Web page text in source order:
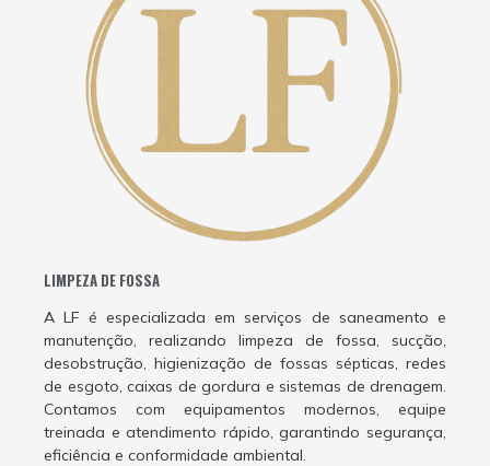
LIMPEZA DE FOSSA
A LF é especializada em serviços de saneamento e
manutenção, realizando limpeza de fossa, sucção,
desobstrução, higienização de fossas sépticas, redes
de esgoto, caixas de gordura e sistemas de drenagem.
Contamos com equipamentos modernos, equipe
treinada e atendimento rápido, garantindo segurança,
eficiência e conformidade ambiental.